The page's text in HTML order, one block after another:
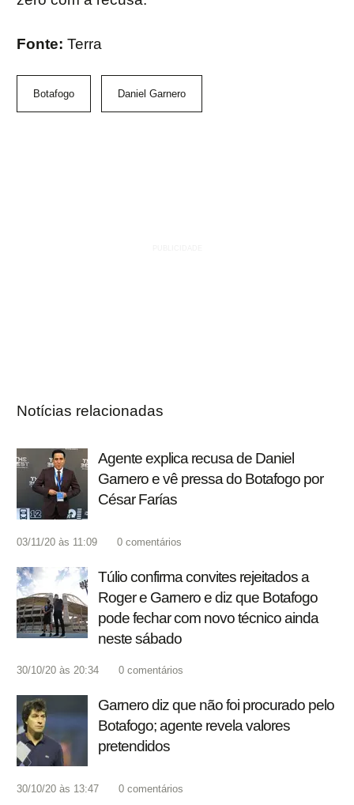
Fonte: Terra
Botafogo Daniel Garnero
Notícias relacionadas
Agente explica recusa de Daniel
Garnero e vê pressa do Botafogo por
César Farías
03/11/20 às 11:09 0 comentários
Túlio confirma convites rejeitados a
Roger e Garnero e diz que Botafogo
pode fechar com novo técnico ainda
neste sábado
30/10/20 às 20:34 0 comentários
Garnero diz que não foi procurado pelo
Botafogo; agente revela valores
pretendidos
30/10/20 às 13:47 0 comentários